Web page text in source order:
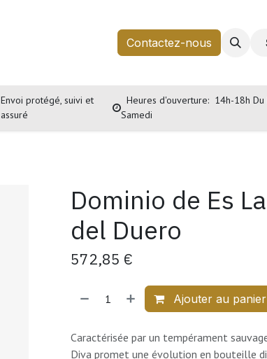
Contactez-nous
Envoi protégé, suivi et
assuré
Heures d'ouverture: 14h-18h Du
Samedi
Dominio de Es
del Duero
572,85 €
Ajouter au panier
Caractérisée par un tempérament
Diva promet une évolution en bouteille